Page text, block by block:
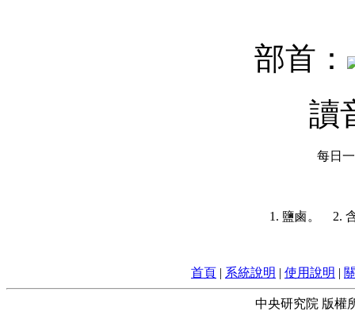
部首：
讀
每日
1. 鹽鹵。 2.
首頁 | 系統說明 | 使用說明 |
中央研究院 版權